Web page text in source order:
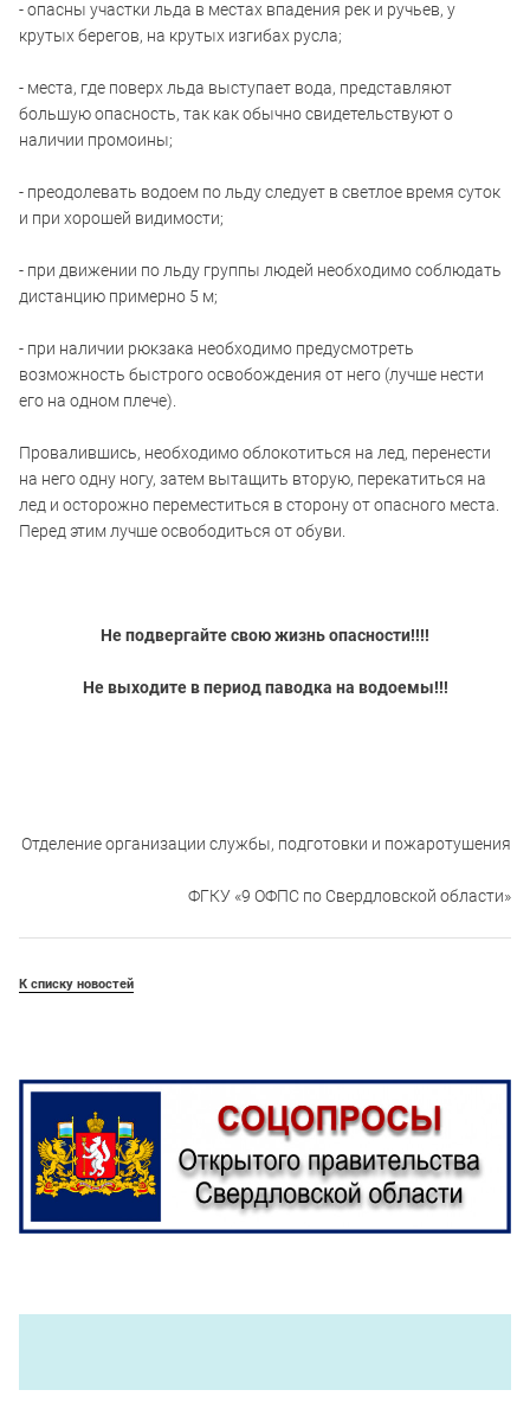
- опасны участки льда в местах впадения рек и ручьев, у
крутых берегов, на крутых изгибах русла;
- места, где поверх льда выступает вода, представляют
большую опасность, так как обычно свидетельствуют о
наличии промоины;
- преодолевать водоем по льду следует в светлое время суток
и при хорошей видимости;
- при движении по льду группы людей необходимо соблюдать
дистанцию примерно 5 м;
- при наличии рюкзака необходимо предусмотреть
возможность быстрого освобождения от него (лучше нести
его на одном плече).
Провалившись, необходимо облокотиться на лед, перенести
на него одну ногу, затем вытащить вторую, перекатиться на
лед и осторожно переместиться в сторону от опасного места.
Перед этим лучше освободиться от обуви.
Не подвергайте свою жизнь опасности!!!!
Не выходите в период паводка на водоемы!!!
Отделение организации службы, подготовки и пожаротушения
ФГКУ «9 ОФПС по Свердловской области»
К списку новостей